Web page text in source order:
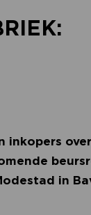
inkopers
in